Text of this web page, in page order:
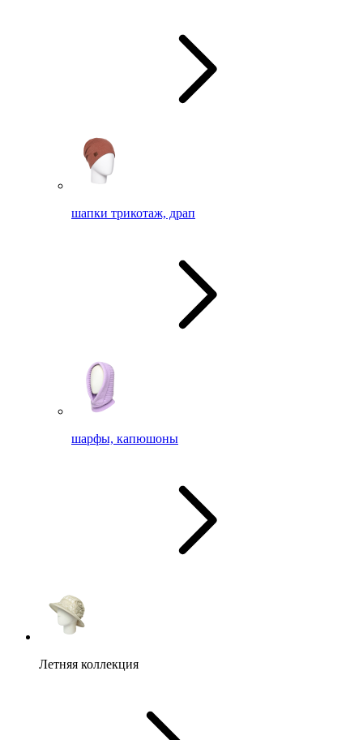
шапки трикотаж, драп
шарфы, капюшоны
Летняя коллекция